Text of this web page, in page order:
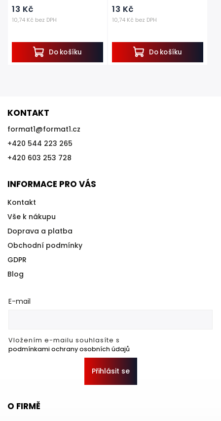
10,74 Kč bez DPH
13 Kč
Do košíku
10,74 Kč bez DPH
13 Kč
Do košíku
KONTAKT
format1@format1.cz
+420 544 223 265
+420 603 253 728
INFORMACE PRO VÁS
Kontakt
Vše k nákupu
Doprava a platba
Obchodní podmínky
GDPR
Blog
E-mail
Vložením e-mailu souhlasíte s
podmínkami ochrany osobních údajů
Přihlásit se
O FIRMĚ